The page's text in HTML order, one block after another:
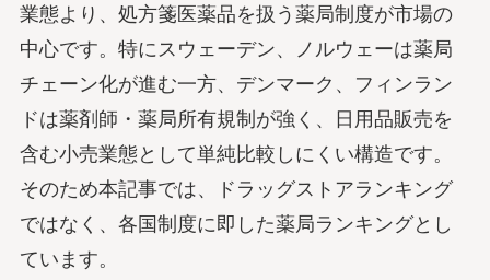
業態より、処方箋医薬品を扱う薬局制度が市場の
中心です。特にスウェーデン、ノルウェーは薬局
チェーン化が進む一方、デンマーク、フィンラン
ドは薬剤師・薬局所有規制が強く、日用品販売を
含む小売業態として単純比較しにくい構造です。
そのため本記事では、ドラッグストアランキング
ではなく、各国制度に即した薬局ランキングとし
ています。